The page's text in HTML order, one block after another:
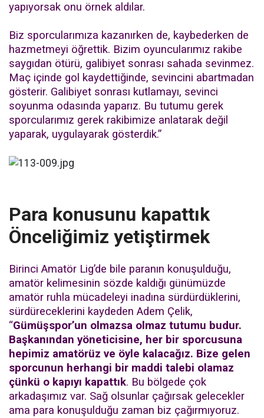
yapıyorsak onu örnek aldılar.
Biz sporcularımıza kazanırken de, kaybederken de
hazmetmeyi öğrettik. Bizim oyuncularımız rakibe
saygıdan ötürü, galibiyet sonrası sahada sevinmez.
Maç içinde gol kaydettiğinde, sevincini abartmadan
gösterir. Galibiyet sonrası kutlamayı, sevinci
soyunma odasında yaparız. Bu tutumu gerek
sporcularımız gerek rakibimize anlatarak değil
yaparak, uygulayarak gösterdik.”
Para konusunu kapattık
Önceliğimiz yetiştirmek
Birinci Amatör Lig’de bile paranın konuşulduğu,
amatör kelimesinin sözde kaldığı günümüzde
amatör ruhla mücadeleyi inadına sürdürdüklerini,
sürdüreceklerini kaydeden Adem Çelik,
“Gümüşspor’un olmazsa olmaz tutumu budur.
Başkanından yöneticisine, her bir sporcusuna
hepimiz amatörüz ve öyle kalacağız. Bize gelen
sporcunun herhangi bir maddi talebi olamaz
çünkü o kapıyı kapattık. Bu bölgede çok
arkadaşımız var. Sağ olsunlar çağırsak gelecekler
ama para konuşulduğu zaman biz çağırmıyoruz.